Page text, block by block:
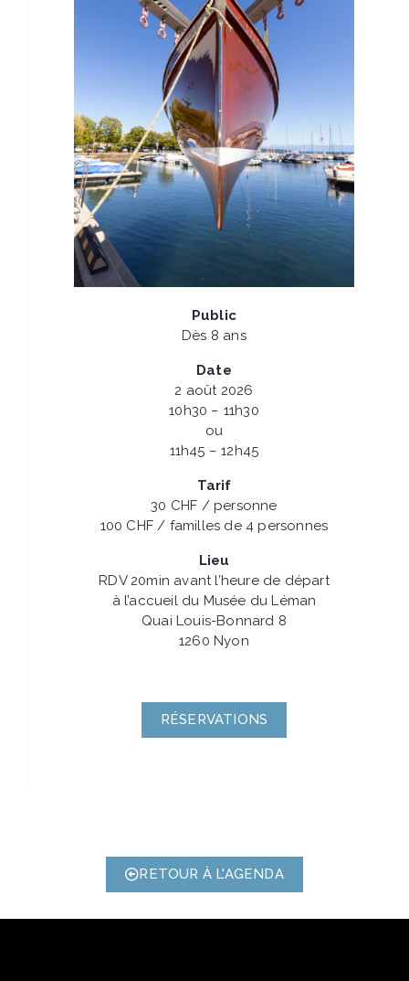
Public
Dès 8 ans
Date
2 août 2026
10h30 – 11h30
ou
11h45 – 12h45
Tarif
30 CHF / personne
100 CHF / familles de 4 personnes
Lieu
RDV 20min avant l’heure de départ
à l’accueil du Musée du Léman
Quai Louis-Bonnard 8
1260 Nyon
RÉSERVATIONS
RETOUR À L'AGENDA